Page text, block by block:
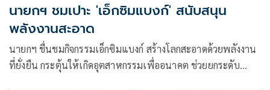
นายกฯ ชมเปาะ 'เอ็กซิมแบงก์' สนับสนุน
พลังงานสะอาด
นายกฯ ชื่นชมกิจกรรมเอ็กซิมแบงก์ สร้างโลกสะอาดด้วยพลังงาน
ที่ยั่งยืน กระตุ้นให้เกิดอุตสาหกรรมเพื่ออนาคต ช่วยยกระดับ